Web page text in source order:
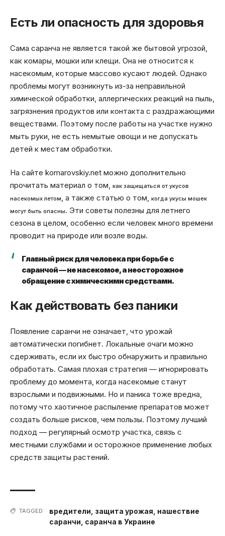
Есть ли опасность для здоровья
Сама саранча не является такой же бытовой угрозой,
как комары, мошки или клещи. Она не относится к
насекомым, которые массово кусают людей. Однако
проблемы могут возникнуть из-за неправильной
химической обработки, аллергических реакций на пыль,
загрязнения продуктов или контакта с раздражающими
веществами. Поэтому после работы на участке нужно
мыть руки, не есть немытые овощи и не допускать
детей к местам обработки.
На сайте komarovskiy.net можно дополнительно
прочитать материал о том, как защищаться от укусов
насекомых летом, а также статью о том, когда укусы мошек
могут быть опасны. Эти советы полезны для летнего
сезона в целом, особенно если человек много времени
проводит на природе или возле воды.
Главный риск для человека при борьбе с
саранчой — не насекомое, а неосторожное
обращение с химическими средствами.
Как действовать без паники
Появление саранчи не означает, что урожай
автоматически погибнет. Локальные очаги можно
сдерживать, если их быстро обнаружить и правильно
обработать. Самая плохая стратегия — игнорировать
проблему до момента, когда насекомые станут
взрослыми и подвижными. Но и паника тоже вредна,
потому что хаотичное распыление препаратов может
создать больше рисков, чем пользы. Поэтому лучший
подход — регулярный осмотр участка, связь с
местными службами и осторожное применение любых
средств защиты растений.
TAGGED: вредители, защита урожая, нашествие
саранчи, саранча в Украине